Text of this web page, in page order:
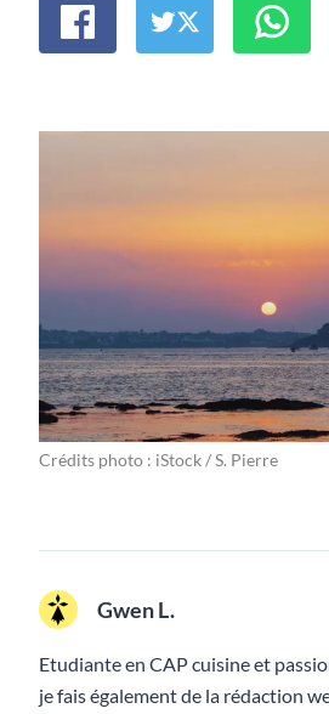
Crédits photo : iStock / S. Pierre
Gwen L.
Etudiante en CAP cuisine et
je fais également de la rédaction